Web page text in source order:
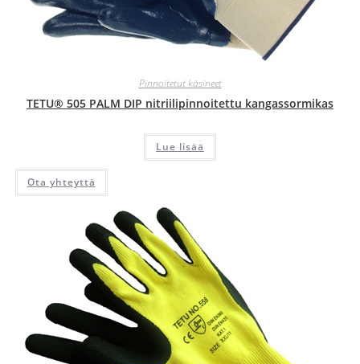
Pinnoitetut käsineet
TETU® 505 PALM DIP nitriilipinnoitettu kangassormikas
Lue lisää
Ota yhteyttä